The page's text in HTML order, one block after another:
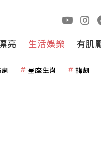
亮 生活娛樂 有肌
劇 星座生肖 韓劇